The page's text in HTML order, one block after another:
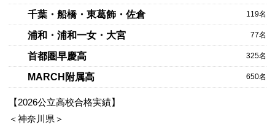
千葉・船橋・東葛飾・佐倉 119名
浦和・浦和一女・大宮 77名
首都圏早慶高 325名
MARCH附属高 650名
【2026公立高校合格実績】
＜神奈川県＞